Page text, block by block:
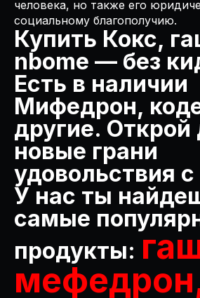
человека, но также его
социальному благополучию.
Купить Кокс,
nbome — без
Есть в наличии
Мифедрон,
другие. Открой
новые грани
удовольствия с
У нас ты
самые
продукты: